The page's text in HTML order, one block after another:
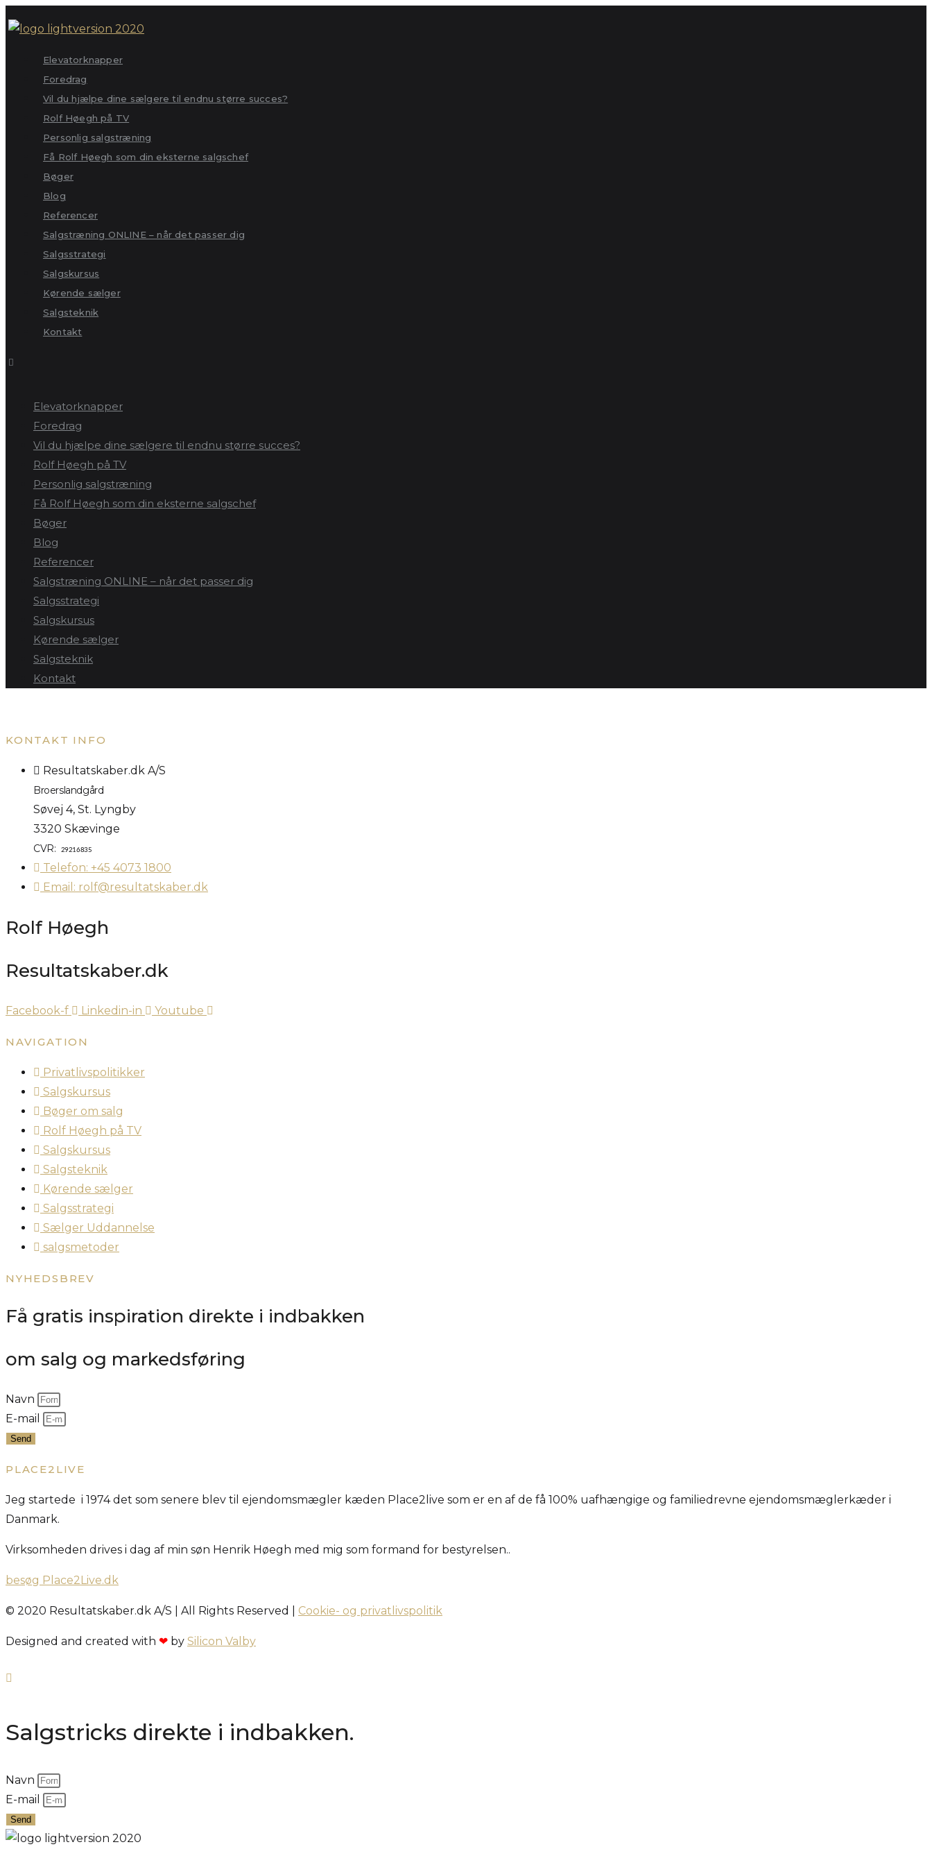
to
contentElevatorknapper
Foredrag
Vil du hjælpe dine sælgere til endnu større succes?
Rolf Høegh på TV
Personlig salgstræning
Få Rolf Høegh som din eksterne salgschef
Bøger
Blog
Referencer
Salgstræning ONLINE – når det passer dig
Salgsstrategi
Salgskursus
Kørende sælger
Salgsteknik
Kontakt
Elevatorknapper
Foredrag
Vil du hjælpe dine sælgere til endnu større succes?
Rolf Høegh på TV
Personlig salgstræning
Få Rolf Høegh som din eksterne salgschef
Bøger
Blog
Referencer
Salgstræning ONLINE – når det passer dig
Salgsstrategi
Salgskursus
Kørende sælger
Salgsteknik
Kontakt
KONTAKT INFO
Resultatskaber.dk A/S
Broerslandgård
Søvej 4, St. Lyngby
3320 Skævinge
CVR: 29216835
Telefon: +45 4073 1800
Email: rolf@resultatskaber.dk
Rolf Høegh
Resultatskaber.dk
Facebook-f Linkedin-in Youtube
NAVIGATION
Privatlivspolitikker
Salgskursus
Bøger om salg
Rolf Høegh på TV
Salgskursus
Salgsteknik
Kørende sælger
Salgsstrategi
Sælger Uddannelse
salgsmetoder
NYHEDSBREV
Få gratis inspiration direkte i indbakken
om salg og markedsføring
Navn
E-mail
Send
PLACE2LIVE
Jeg startede i 1974 det som senere blev til ejendomsmægler kæden Place2live som er en af de få 100% uafhængige og familiedrevne ejendomsmæglerkæder i
Danmark.
Virksomheden drives i dag af min søn Henrik Høegh med mig som formand for bestyrelsen..
besøg Place2Live.dk
© 2020 Resultatskaber.dk A/S | All Rights Reserved | Cookie- og privatlivspolitik
Designed and created with ❤ by Silicon Valby
Salgstricks direkte i indbakken.
Navn
E-mail
Send